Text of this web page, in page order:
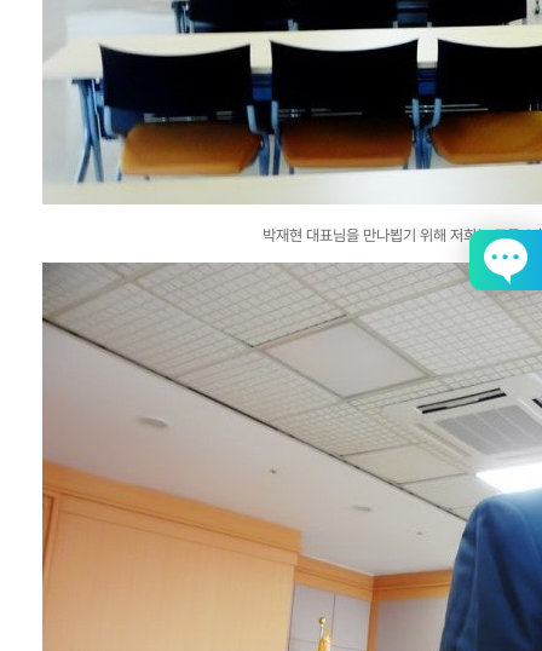
박재현 대표님을 만나뵙기 위해 저희는 모두 8